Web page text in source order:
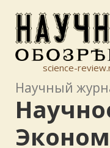
science-
Научный